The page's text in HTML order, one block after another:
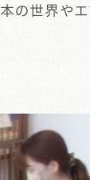
本の世界や